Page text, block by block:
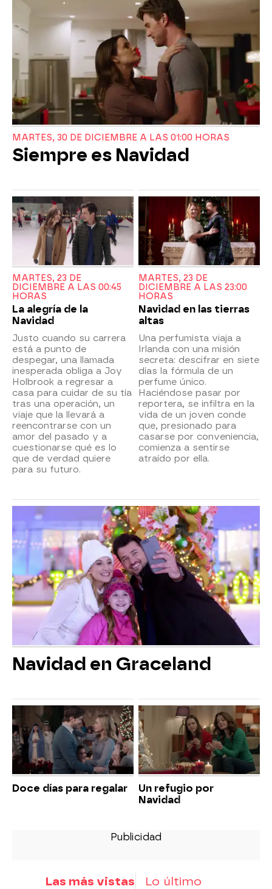
MARTES, 30 DE DICIEMBRE A LAS 01:00 HORAS
Siempre es Navidad
MARTES, 23 DE
DICIEMBRE A LAS 00:45
HORAS
La alegría de la
Navidad
Justo cuando su carrera
está a punto de
despegar, una llamada
inesperada obliga a Joy
Holbrook a regresar a
casa para cuidar de su tía
tras una operación, un
viaje que la llevará a
reencontrarse con un
amor del pasado y a
cuestionarse qué es lo
que de verdad quiere
para su futuro.
MARTES, 23 DE
DICIEMBRE A LAS 23:00
HORAS
Navidad en las tierras
altas
Una perfumista viaja a
Irlanda con una misión
secreta: descifrar en siete
días la fórmula de un
perfume único.
Haciéndose pasar por
reportera, se infiltra en la
vida de un joven conde
que, presionado para
casarse por conveniencia,
comienza a sentirse
atraído por ella.
Navidad en Graceland
Doce días para regalar
Un refugio por
Navidad
Las más vistas Lo último